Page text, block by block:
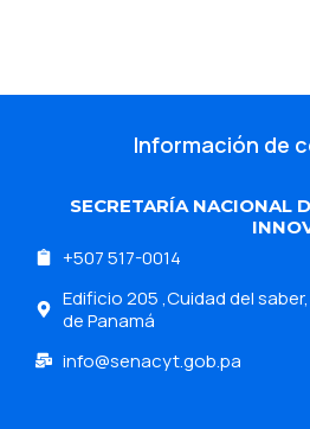
Información de
SECRETARÍA NACIONAL
+507 517-0014
Edificio 205 ,Cuidad del
de Panamá
info@senacyt.gob.pa